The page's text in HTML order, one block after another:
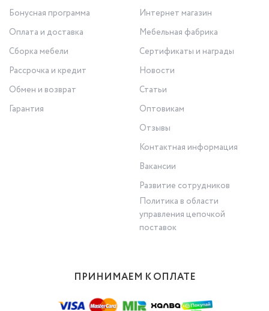
Бонусная программа
Оплата и доставка
Сборка мебели
Рассрочка и кредит
Обмен и возврат
Гарантия
Интернет магазин
Мебельная фабрика
Сертификаты и награды
Новости
Статьи
Оптовикам
Отзывы
Контактная информация
Вакансии
Развитие сотрудников
Политика в области
управления цепочкой
поставок
ПРИНИМАЕМ К ОПЛАТЕ